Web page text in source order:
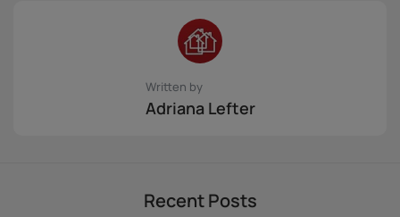
Written by
Adriana Lefter
Recent Posts